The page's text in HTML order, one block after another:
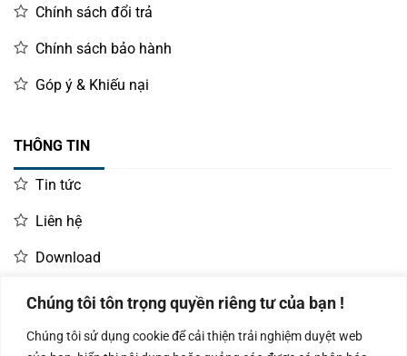
Chúng tôi tôn trọng quyền riêng tư của bạn !
Chúng tôi sử dụng cookie để cải thiện trải nghiệm duyệt web
Chính sách đổi trả
Chính sách bảo hành
Góp ý & Khiếu nại
THÔNG TIN
Tin tức
Liên hệ
Download
LIÊN HỆ MUA HÀNG